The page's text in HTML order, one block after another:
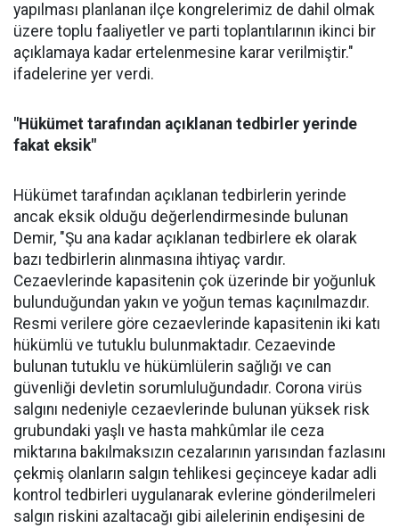
yapılması planlanan ilçe kongrelerimiz de dahil olmak
üzere toplu faaliyetler ve parti toplantılarının ikinci bir
açıklamaya kadar ertelenmesine karar verilmiştir."
ifadelerine yer verdi.
"Hükümet tarafından açıklanan tedbirler yerinde
fakat eksik"
Hükümet tarafından açıklanan tedbirlerin yerinde
ancak eksik olduğu değerlendirmesinde bulunan
Demir, "Şu ana kadar açıklanan tedbirlere ek olarak
bazı tedbirlerin alınmasına ihtiyaç vardır.
Cezaevlerinde kapasitenin çok üzerinde bir yoğunluk
bulunduğundan yakın ve yoğun temas kaçınılmazdır.
Resmi verilere göre cezaevlerinde kapasitenin iki katı
hükümlü ve tutuklu bulunmaktadır. Cezaevinde
bulunan tutuklu ve hükümlülerin sağlığı ve can
güvenliği devletin sorumluluğundadır. Corona virüs
salgını nedeniyle cezaevlerinde bulunan yüksek risk
grubundaki yaşlı ve hasta mahkûmlar ile ceza
miktarına bakılmaksızın cezalarının yarısından fazlasını
çekmiş olanların salgın tehlikesi geçinceye kadar adli
kontrol tedbirleri uygulanarak evlerine gönderilmeleri
salgın riskini azaltacağı gibi ailelerinin endişesini de